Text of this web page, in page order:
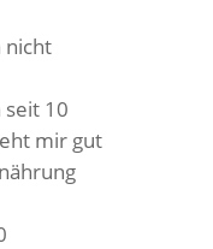
nicht
seit 10
mir gut